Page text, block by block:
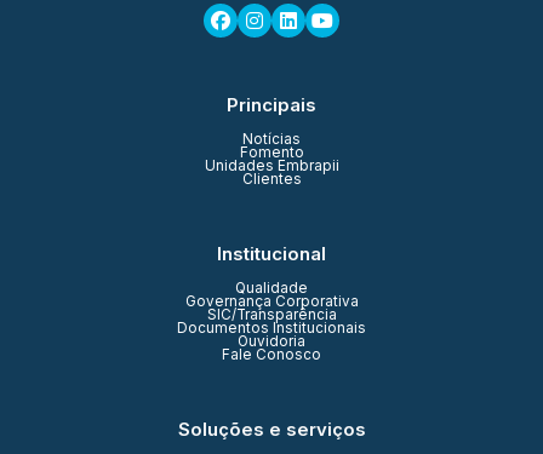
Principais
Notícias
Fomento
Unidades Embrapii
Clientes
Institucional
Qualidade
Governança Corporativa
SIC/Transparência
Documentos Institucionais
Ouvidoria
Fale Conosco
Soluções e serviços